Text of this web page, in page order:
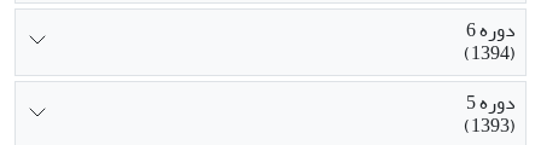
دوره 6
(1394)
دوره 5
(1393)